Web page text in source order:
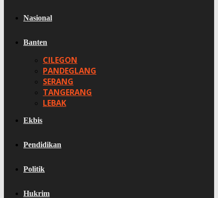
Nasional
Banten
CILEGON
PANDEGLANG
SERANG
TANGERANG
LEBAK
Ekbis
Pendidikan
Politik
Hukrim